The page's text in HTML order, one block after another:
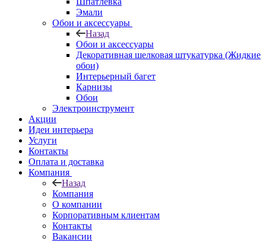
Эмали
Обои и аксессуары
Назад
Обои и аксессуары
Декоративная шелковая штукатурка (Жидкие
обои)
Интерьерный багет
Карнизы
Обои
Электроинструмент
Акции
Идеи интерьера
Услуги
Контакты
Оплата и доставка
Компания
Назад
Компания
О компании
Корпоративным клиентам
Контакты
Вакансии